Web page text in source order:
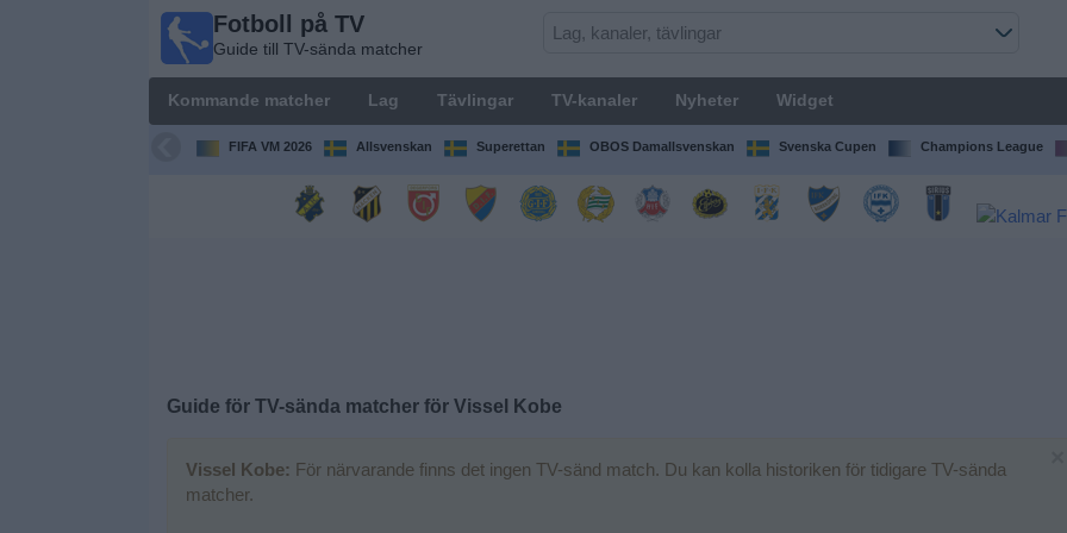
Fotboll på TV
Guide till TV-sända matcher
Kommande matcher Lag Tävlingar TV-kanaler Nyheter Widget
FIFA VM 2026 Allsvenskan Superettan OBOS Damallsvenskan Svenska Cupen Champions League
Guide för TV-sända matcher för Vissel Kobe
Vissel Kobe: För närvarande finns det ingen TV-sänd match. Du kan kolla historiken för tidigare TV-sända
matcher.